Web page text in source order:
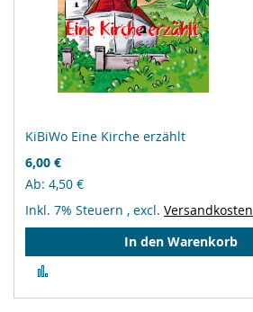
KiBiWo Eine Kirche erzählt
6,00 €
Ab 4,50 €
Inkl. 7% Steuern , excl. Versandkosten
In den Warenkorb
hinzufügen